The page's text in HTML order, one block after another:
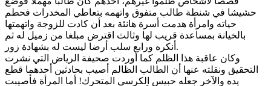
حشيشا في شنطة طالب متفوق واتهمه بتعاطي المخدرات فحطم
حياته وامرأة هدمت أسرة هانئة بعد أن كادت للزوجة واتهمتها
بالخيانة بمساعدة قريب لها وثالث اقترض مبلغا من زميل له ثم
أنكره ورابع سلب أرضا ليست له بشهادة زور.
وكان عاقبة هذا الظلم كما أوردت صحيفة الرياض التي نشرت
التحقيق ونقلته عنها أن الطالب الظالم أصيب بحادثين أحدهما قطع
يده والآخر جعله حبيس الكرسي المتحرك! أما المرأة فأصيبت